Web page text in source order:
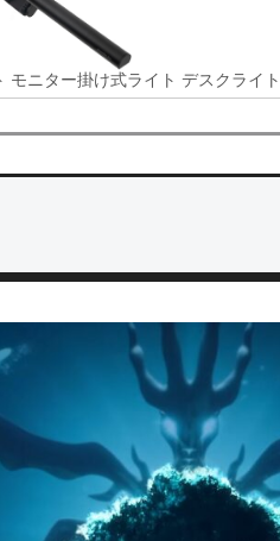
モニター掛け式ライト デスクライト